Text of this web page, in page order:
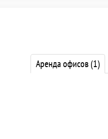
Аренда офисов(1)